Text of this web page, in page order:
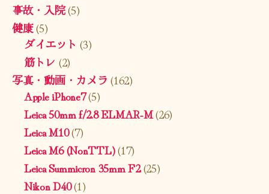
事故・入院(5)
健康(5)
ダイエット (3)
筋トレ (2)
写真・動画・カメラ (162)
Apple iPhone7(5)
Leica 50mm f/2.8 ELMAR-M(26)
Leica M10(7)
Leica M6 (NonTTL)(17)
Leica Summicron 35mm F2(25)
Nikon D40(1)